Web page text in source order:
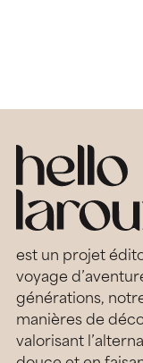
est un projet
voyage
générations,
manières de
valorisant